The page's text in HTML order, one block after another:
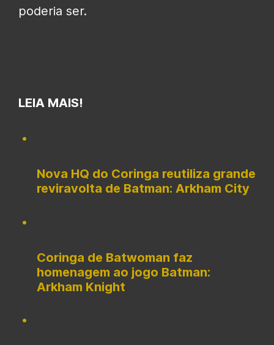
poderia ser.
LEIA MAIS!
Nova HQ do Coringa reutiliza grande
reviravolta de Batman: Arkham City
Coringa de Batwoman faz
homenagem ao jogo Batman:
Arkham Knight